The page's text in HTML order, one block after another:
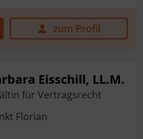
zum Profil
Eisschill, LL.M.
für Vertragsrecht
Florian